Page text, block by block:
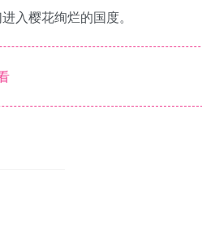
入樱花绚烂的国度。